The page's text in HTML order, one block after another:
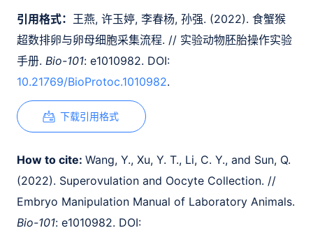
引用格式： 王燕, 许玉婷, 李春杨, 孙强. (2022). 食蟹猴
超数排卵与卵母细胞采集流程. // 实验动物胚胎操作实验
手册. Bio-101: e1010982. DOI:
10.21769/BioProtoc.1010982.
下载引用格式
How to cite: Wang, Y., Xu, Y. T., Li, C. Y., and Sun, Q.
(2022). Superovulation and Oocyte Collection. //
Embryo Manipulation Manual of Laboratory Animals.
Bio-101: e1010982. DOI: